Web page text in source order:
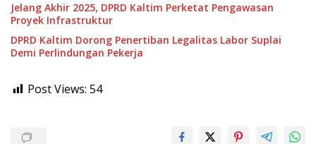
Jelang Akhir 2025, DPRD Kaltim Perketat Pengawasan
Proyek Infrastruktur
DPRD Kaltim Dorong Penertiban Legalitas Labor Suplai
Demi Perlindungan Pekerja
Post Views: 54